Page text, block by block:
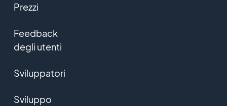
Prezzi
Feedback
degli utenti
Sviluppatori
Sviluppo